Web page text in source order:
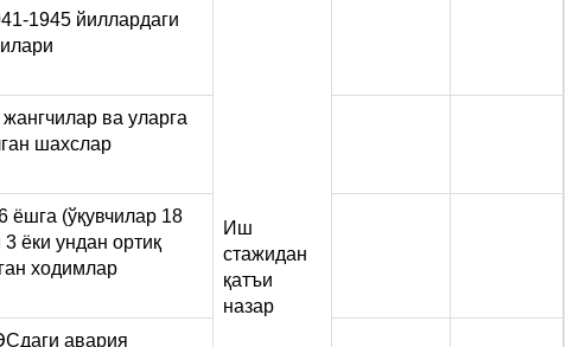
1945 йиллардаги
Иш
стажидан
қатъи
назар
ва уларга
шахслар
ёшга (ўқувчилар 18
ёки ундан ортиқ
ходимлар
авария